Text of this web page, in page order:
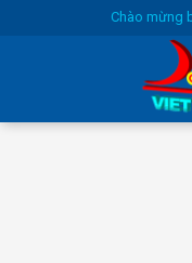
Chào mừng